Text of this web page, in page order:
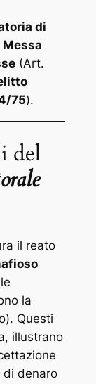
di
Messa
(Art.
75).
del
il reato
la
Questi
illustrano
di denaro